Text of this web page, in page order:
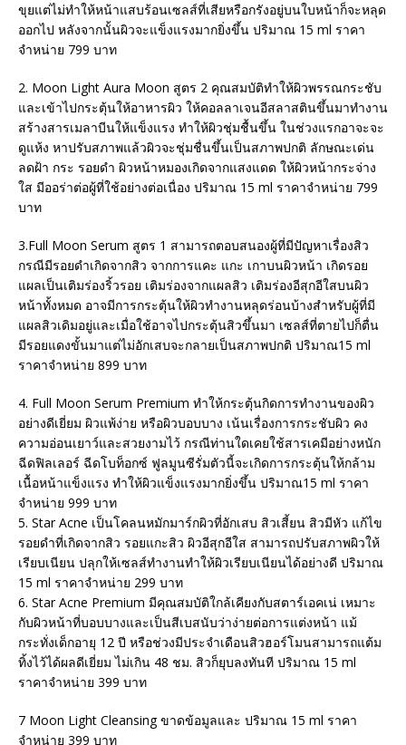
ขุยแต่ไม่ทำให้หน้าแสบร้อนเซลส์ที่เสียหรือกรังอยู่บนใบหน้าก็จะหลุด
ออกไป หลังจากนั้นผิวจะแข็งแรงมากยิ่งขึ้น ปริมาณ 15 ml ราคา
จำหน่าย 799 บาท
2. Moon Light Aura Moon สูตร 2 คุณสมบัติทำให้ผิวพรรณกระชับ
และเข้าไปกระตุ้นให้อาหารผิว ให้คอลลาเจนอีสลาสตินขึ้นมาทำงาน
สร้างสารเมลาบีนให้แข็งแรง ทำให้ผิวชุ่มชื้นขึ้น ในช่วงแรกอาจะจะ
ดูแห้ง หาปรับสภาพแล้วผิวจะชุ่มชื่นขึ้นเป็นสภาพปกติ ลักษณะเด่น
ลดฝ้า กระ รอยดำ ผิวหน้าหมองเกิดจากแสงแดด ให้ผิวหน้ากระจ่าง
ใส มีออร่าต่อผู้ที่ใช้อย่างต่อเนื่อง ปริมาณ 15 ml ราคาจำหน่าย 799
บาท
3.Full Moon Serum สูตร 1 สามารถตอบสนองผู้ที่มีปัญหาเรื่องสิว
กรณีมีรอยดำเกิดจากสิว จากการแคะ แกะ เกาบนผิวหน้า เกิดรอย
แผลเป็นเติมร่องริ้วรอย เติมร่องจากแผลสิว เติมร่องอีสุกอีใสบนผิว
หน้าทั้งหมด อาจมีการกระตุ้นให้ผิวทำงานหลุดร่อนบ้างสำหรับผู้ที่มี
แผลสิวเดิมอยู่และเมื่อใช้อาจไปกระตุ้นสิวขึ้นมา เซลส์ที่ตายไปก็ตื่น
มีรอยแดงขั้นมาแต่ไม่อักเสบจะกลายเป็นสภาพปกติ ปริมาณ15 ml
ราคาจำหน่าย 899 บาท
4. Full Moon Serum Premium ทำให้กระตุ้นกิดการทำงานของผิว
อย่างดีเยี่ยม ผิวแพ้ง่าย หรือผิวบอบบาง เน้นเรื่องการกระชับผิว คง
ความอ่อนเยาว์และสวยงามไว้ กรณีท่านใดเคยใช้สารเคมีอย่างหนัก
ฉีดฟิลเลอร์ ฉีดโบท็อกซ์ ฟูลมูนซีรั่มตัวนี้จะเกิดการกระตุ้นให้กล้าม
เนื้อหน้าแข็งแรง ทำให้ผิวแข็งแรงมากยิ่งขึ้น ปริมาณ15 ml ราคา
จำหน่าย 999 บาท
5. Star Acne เป็นโคลนหมักมาร์กผิวที่อักเสบ สิวเสี้ยน สิวมีหัว แก้ไข
รอยดำที่เกิดจากสิว รอยแกะสิว ผิวอีสุกอีใส สามารถปรับสภาพผิวให้
เรียบเนียน ปลุกให้เซลส์ทำงานทำให้ผิวเรียบเนียนได้อย่างดี ปริมาณ
15 ml ราคาจำหน่าย 299 บาท
6. Star Acne Premium มีคุณสมบัติใกล้เคียงกับสตาร์เอคเน่ เหมาะ
กับผิวหน้าที่บอบบางและเป็นสีเบสนับว่าง่ายต่อการแต่งหน้า แม้
กระทั่งเด็กอายุ 12 ปี หรือช่วงมีประจำเดือนสิวฮอร์โมนสามารถแต้ม
ทิ้งไว้ได้ผลดีเยี่ยม ไม่เกิน 48 ชม. สิวก็ยุบลงทันที ปริมาณ 15 ml
ราคาจำหน่าย 399 บาท
7 Moon Light Cleansing ขาดข้อมูลและ ปริมาณ 15 ml ราคา
จำหน่าย 399 บาท